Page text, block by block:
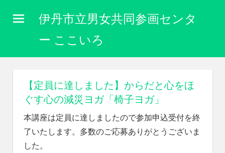
伊丹市立男女共同参画センタ
ー ここいろ
関
わ
な
く
【定員に達しました】からだと心をほ
ぐす心の減災ヨガ「椅子ヨガ」
本講座は定員に達しましたので参加申込受付を終
了いたします。多数のご応募ありがとうございま
した。